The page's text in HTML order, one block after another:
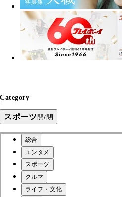
Category
スポーツ開/閉
総合
エンタメ
スポーツ
クルマ
ライフ・文化